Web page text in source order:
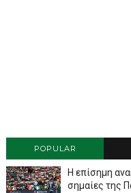
POPULAR
Η επίσημη
σημαίες της